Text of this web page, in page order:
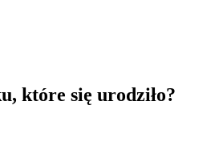
które się urodziło?